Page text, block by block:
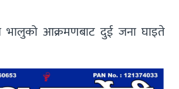
भालुको आक्रमणबाट दुई जना घाइते